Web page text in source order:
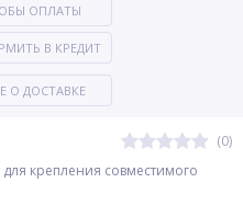
(0)
крепления совместимого
ОПЛАТЫ
В КРЕДИТ
О ДОСТАВКЕ